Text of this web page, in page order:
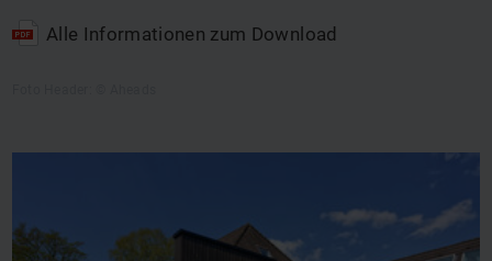
Alle Informationen zum Download